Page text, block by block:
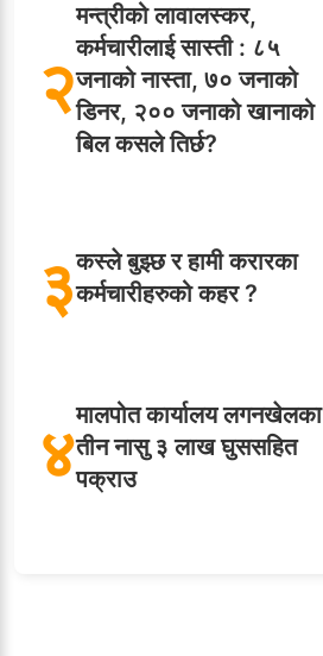
२
मन्त्रीको लावालस्कर,
कर्मचारीलाई सास्ती : ८५
जनाको नास्ता, ७० जनाको
डिनर, २०० जनाको खानाको
बिल कसले तिर्छ?
३कस्ले बुझ्छ र हामी करारका
कर्मचारीहरुको कहर ?
४मालपोत कार्यालय लगनखेलका
तीन नासु ३ लाख घुससहित
पक्राउ